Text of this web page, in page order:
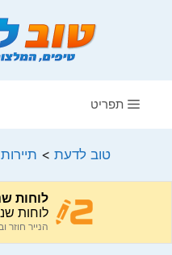
תפריט
טוב לדעת > תיירות